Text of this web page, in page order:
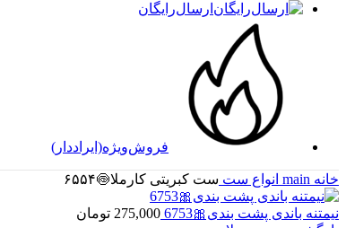
ارسال‌رایگان
فروش‌ویژه(ایراد‌دار)
خانه main انواع ست ست کبریتی کارملا🍥۶۵۵۴
نیمتنه باندی پشت بندی🎀6753 275,000 تومان